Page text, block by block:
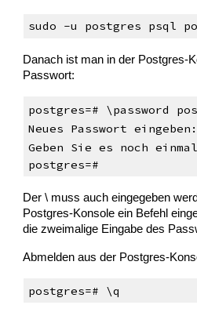
sudo -u postgres psql
Danach ist man in der Postgres-
Passwort:
postgres=# \password
Neues Passwort
Geben Sie es noch
postgres=#
Der \ muss auch eingegeben
Postgres-Konsole ein Befehl
die zweimalige Eingabe des
Abmelden aus der Postgres-
postgres=# \q